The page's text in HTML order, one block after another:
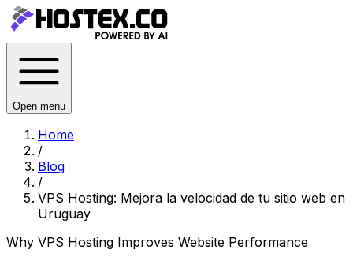
Open menu
Home
/
Blog
/
VPS Hosting: Mejora la velocidad de tu sitio web en
Uruguay
Why VPS Hosting Improves Website Performance